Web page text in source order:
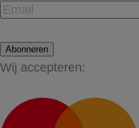
Abonneren
Wij accepteren: